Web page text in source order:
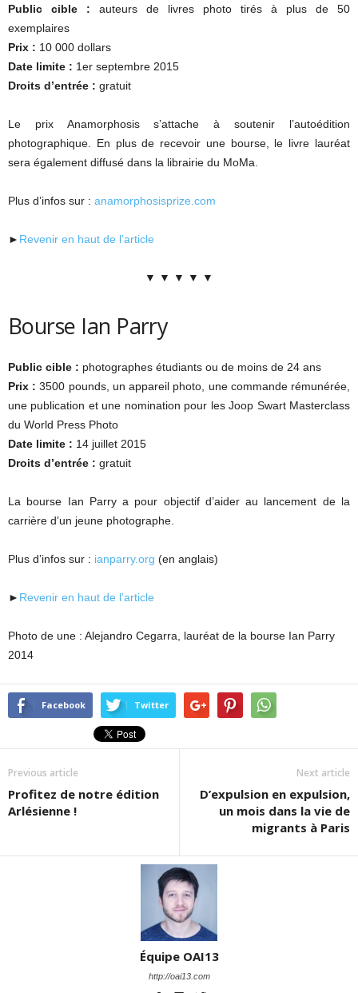
Public cible : auteurs de livres photo tirés à plus de 50
exemplaires
Prix : 10 000 dollars
Date limite : 1er septembre 2015
Droits d’entrée : gratuit
Le prix Anamorphosis s’attache à soutenir l’autoédition
photographique. En plus de recevoir une bourse, le livre lauréat
sera également diffusé dans la librairie du MoMa.
Plus d’infos sur : anamorphosisprize.com
► Revenir en haut de l’article
▼ ▼ ▼ ▼ ▼
Bourse Ian Parry
Public cible : photographes étudiants ou de moins de 24 ans
Prix : 3500 pounds, un appareil photo, une commande rémunérée,
une publication et une nomination pour les Joop Swart Masterclass
du World Press Photo
Date limite : 14 juillet 2015
Droits d’entrée : gratuit
La bourse Ian Parry a pour objectif d’aider au lancement de la
carrière d’un jeune photographe.
Plus d’infos sur : ianparry.org (en anglais)
► Revenir en haut de l’article
Photo de une : Alejandro Cegarra, lauréat de la bourse Ian Parry
2014
Facebook Twitter
Previous article
Profitez de notre édition
Arlésienne !
Next article
D’expulsion en expulsion,
un mois dans la vie de
migrants à Paris
Équipe OAI13
http://oai13.com